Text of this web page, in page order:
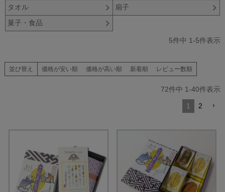
タオル
扇子
菓子・食品
5件中 1-5件表示
並び替え 価格が安い順 価格が高い順 新着順 レビュー数順
72件中 1-40件表示
1 2